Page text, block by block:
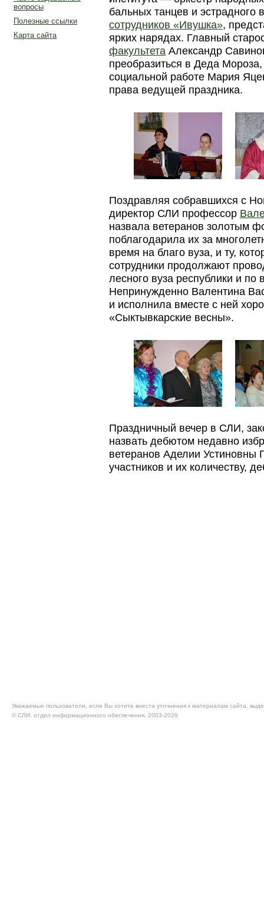
вопросы
Полезные ссылки
Карта сайта
бальных танцев и эстрадного
сотрудников «Ивушка»,
ярких нарядах. Главный
факультета Александр
преобразиться в Деда
социальной работе Мария
права ведущей праздника.
Поздравляя собравшихся с
директор СЛИ профессор
назвала ветеранов золотым
поблагодарила их за
время на благо вуза, и ту,
сотрудники продолжают
лесного вуза республики и
Непринужденно Валентина
и исполнила вместе с ней
«Сыктывкарские весны».
Праздничный вечер в СЛИ,
назвать дебютом недавно
ветеранов Аделии Устиновны
участников и их количеству,
Уважаемые пользователи, если Вы хотите внести уточнения к материалам сайта,
© CЛИ, отдел информационного обеспечения, 2003-2026